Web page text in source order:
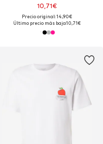
10,71€
Precio original: 14,90€
Último precio más bajo:10,71€